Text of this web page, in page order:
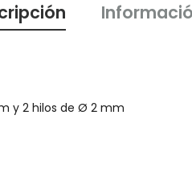
y 2 hilos de Ø 2 mm